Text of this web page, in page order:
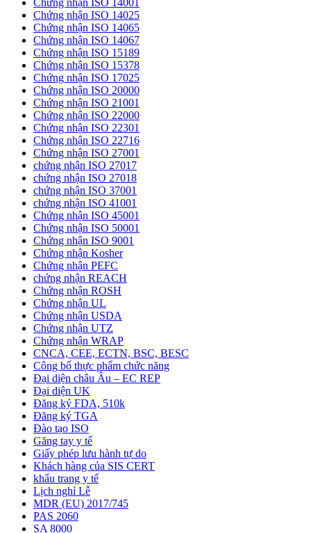
Chứng nhận ISO 14025
Chứng nhận ISO 14065
Chứng nhận ISO 14067
Chứng nhận ISO 15189
Chứng nhận ISO 15378
Chứng nhận ISO 17025
Chứng nhận ISO 20000
Chứng nhận ISO 21001
Chứng nhận ISO 22000
Chứng nhận ISO 22301
Chứng nhận ISO 22716
Chứng nhận ISO 27001
chứng nhận ISO 27017
chứng nhận ISO 27018
chứng nhận ISO 37001
chứng nhận ISO 41001
Chứng nhận ISO 45001
Chứng nhận ISO 50001
Chứng nhận ISO 9001
Chứng nhận Kosher
Chứng nhận PEFC
chứng nhận REACH
Chứng nhận ROSH
Chứng nhận UL
Chứng nhận USDA
Chứng nhận UTZ
Chứng nhận WRAP
CNCA, CEE, ECTN, BSC, BESC
Công bố thực phẩm chức năng
Đại diện châu Âu – EC REP
Đại diện UK
Đăng ký FDA, 510k
Đăng ký TGA
Đào tạo ISO
Găng tay y tế
Giấy phép lưu hành tự do
Khách hàng của SIS CERT
khẩu trang y tế
Lịch nghỉ Lễ
MDR (EU) 2017/745
PAS 2060
SA 8000